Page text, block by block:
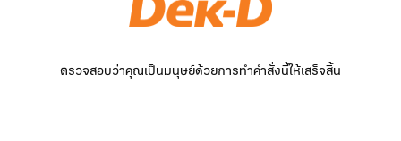
ตรวจสอบว่าคุณเป็นมนุษย์ด้วยการทำคำสั่งนี้ให้เสร็จสิ้น